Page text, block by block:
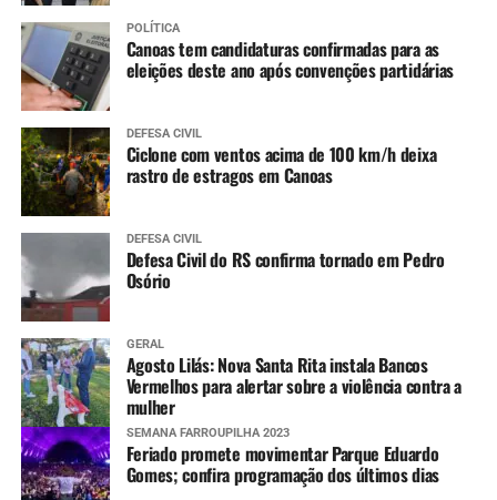
POLÍTICA
Canoas tem candidaturas confirmadas para as
eleições deste ano após convenções partidárias
DEFESA CIVIL
Ciclone com ventos acima de 100 km/h deixa
rastro de estragos em Canoas
DEFESA CIVIL
Defesa Civil do RS confirma tornado em Pedro
Osório
GERAL
Agosto Lilás: Nova Santa Rita instala Bancos
Vermelhos para alertar sobre a violência contra a
mulher
SEMANA FARROUPILHA 2023
Feriado promete movimentar Parque Eduardo
Gomes; confira programação dos últimos dias